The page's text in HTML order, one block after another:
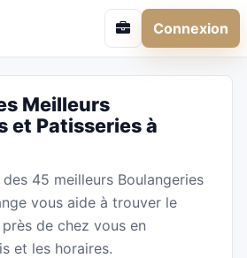
Connexion
Meilleurs
et Patisseries à
45 meilleurs Boulangeries
vous aide à trouver le
de chez vous en
et les horaires.